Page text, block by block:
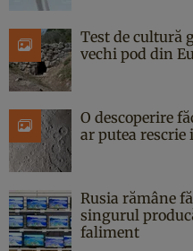
Test de cultură
vechi pod din
O descoperire
ar putea
Rusia rămâne
singurul
faliment